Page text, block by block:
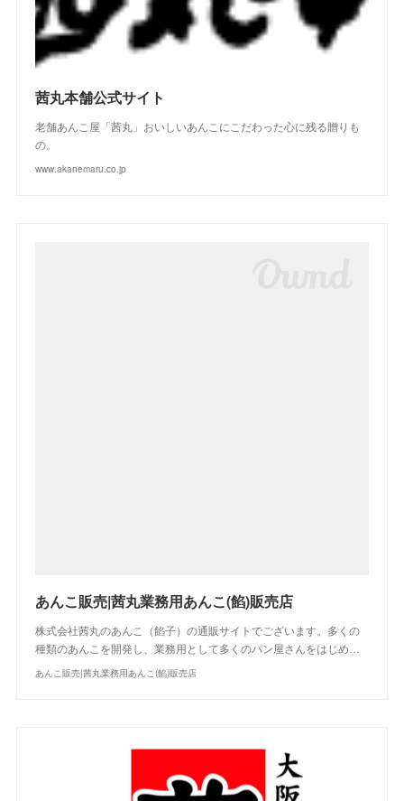
( )
(2 )
茜丸本舗公式サイト
老舗あんこ屋「茜丸」おいしいあんこにこだわった心に残る贈りも
の。
www.akanemaru.co.jp
あんこ販売|茜丸業務用あんこ(餡)販売店
株式会社茜丸のあんこ（餡子）の通販サイトでございます。多くの
種類のあんこを開発し、業務用として多くのパン屋さんをはじめ…
あんこ販売|茜丸業務用あんこ(餡)販売店